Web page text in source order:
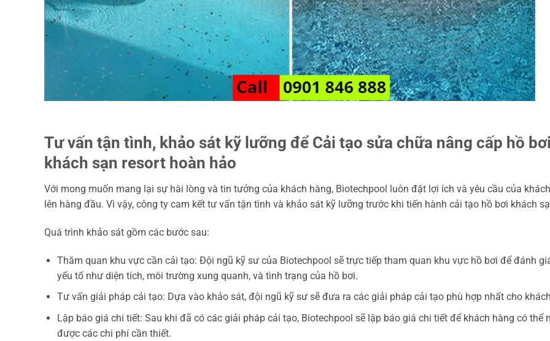
Tư vấn tận tình, khảo sát kỹ lưỡng để Cải tạo sửa chữa nâng cấp hồ
khách sạn resort hoàn hảo
Với mong muốn mang lại sự hài lòng và tin tưởng của khách hàng, Biotechpool luôn đặt lợi ích và yêu cầu của
lên hàng đầu. Vì vậy, công ty cam kết tư vấn tận tình và khảo sát kỹ lưỡng trước khi tiến hành cải tạo hồ bơi khách
Quá trình khảo sát gồm các bước sau:
Thăm quan khu vực cần cải tạo: Đội ngũ kỹ sư của Biotechpool sẽ trực tiếp tham quan khu vực hồ bơi để đánh
yếu tố như diện tích, môi trường xung quanh, và tình trạng của hồ bơi.
Tư vấn giải pháp cải tạo: Dựa vào khảo sát, đội ngũ kỹ sư sẽ đưa ra các giải pháp cải tạo phù hợp nhất cho
Lập báo giá chi tiết: Sau khi đã có các giải pháp cải tạo, Biotechpool sẽ lập báo giá chi tiết để khách hàng có thể
được các chi phí cần thiết.